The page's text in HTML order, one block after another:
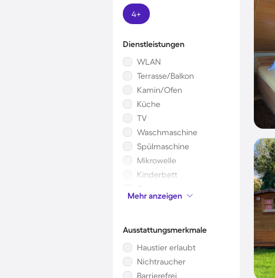
4+
Dienstleistungen
WLAN
Terrasse/Balkon
Kamin/Ofen
Küche
TV
Waschmaschine
Spülmaschine
Mikrowelle
Kinderbett
Garten
Klimaanlage
Mehr anzeigen
Ausstattungsmerkmale
Haustier erlaubt
Nichtraucher
Barrierefrei